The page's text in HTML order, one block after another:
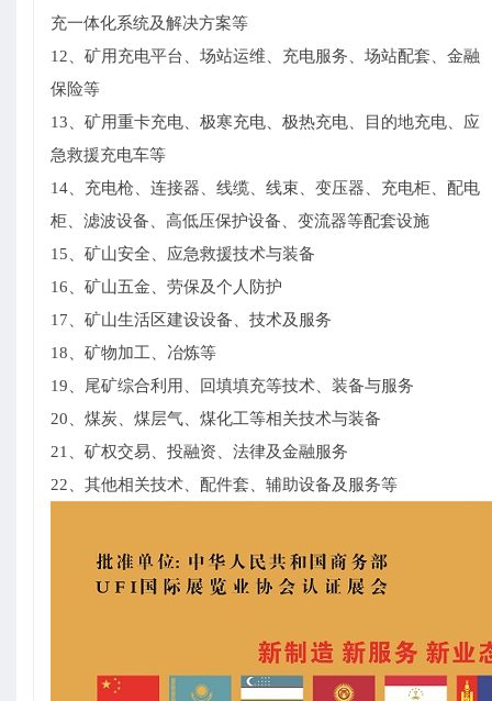
充一体化系统及解决方案等
12、矿用充电平台、场站运维、充电服务、场站配套、金融
保险等
13、矿用重卡充电、极寒充电、极热充电、目的地充电、应
急救援充电车等
14、充电枪、连接器、线缆、线束、变压器、充电柜、配电
柜、滤波设备、高低压保护设备、变流器等配套设施
15、矿山安全、应急救援技术与装备
16、矿山五金、劳保及个人防护
17、矿山生活区建设设备、技术及服务
18、矿物加工、冶炼等
19、尾矿综合利用、回填填充等技术、装备与服务
20、煤炭、煤层气、煤化工等相关技术与装备
21、矿权交易、投融资、法律及金融服务
22、其他相关技术、配件套、辅助设备及服务等